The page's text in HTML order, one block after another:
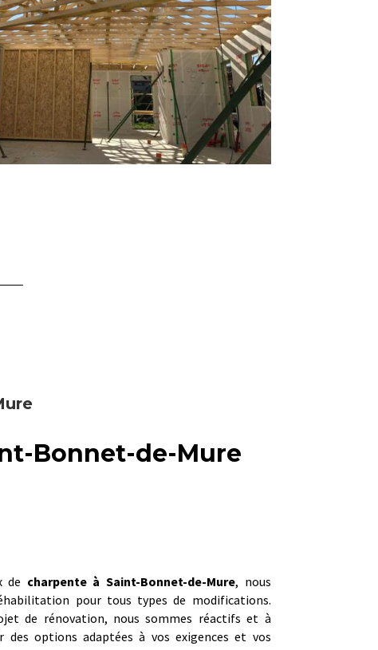
Bonnet-de-Mure
de charpente à Saint-Bonnet-de-Mure, nous
pour tous types de modifications.
de rénovation, nous sommes réactifs et à
des options adaptées à vos exigences et vos